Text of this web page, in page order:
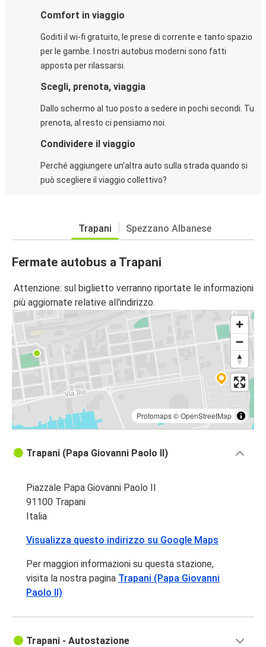
Comfort in viaggio
Goditi il wi-fi gratuito, le prese di corrente e tanto spazio
per le gambe. I nostri autobus moderni sono fatti
apposta per rilassarsi.
Scegli, prenota, viaggia
Dallo schermo al tuo posto a sedere in pochi secondi. Tu
prenota, al resto ci pensiamo noi.
Condividere il viaggio
Perché aggiungere un'altra auto sulla strada quando si
può scegliere il viaggio collettivo?
Trapani Spezzano Albanese
Fermate autobus a Trapani
Attenzione: sul biglietto verranno riportate le informazioni
più aggiornate relative all'indirizzo.
Protomaps©OpenStreetMap
Trapani (Papa Giovanni Paolo II)
Piazzale Papa Giovanni Paolo II
91100 Trapani
Italia
Visualizza questo indirizzo su Google Maps
Per maggiori informazioni su questa stazione,
visita la nostra pagina Trapani (Papa Giovanni
Paolo II)
Trapani - Autostazione